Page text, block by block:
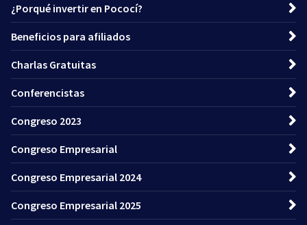
¿Porqué invertir en Pococí?
Beneficios para afiliados
Charlas Gratuitas
Conferencistas
Congreso 2023
Congreso Empresarial
Congreso Empresarial 2024
Congreso Empresarial 2025